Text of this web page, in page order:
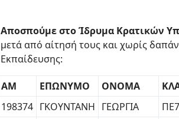
Αποσπούμε στο Ίδρυμα Κρατικών
μετά από αίτησή τους και χωρίς
Εκπαίδευσης:
ΑΜ ΕΠΩΝΥΜΟ ΟΝΟΜΑ
198374 ΓΚΟΥΝΤΑΝΗ ΓΕΩΡΓΙΑ